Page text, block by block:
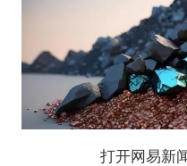
打开网易新